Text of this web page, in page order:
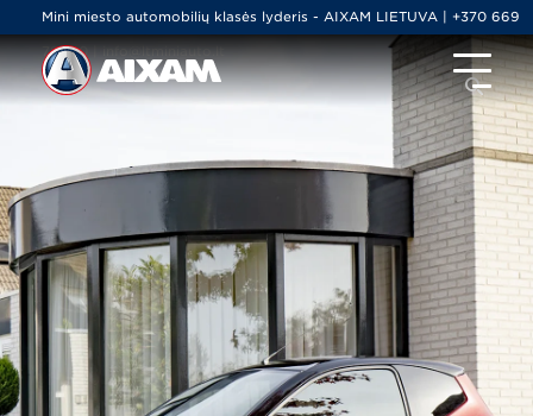
Mini miesto automobilių klasės lyderis - AIXAM LIETUVA | +370 669
79000 | info@ltminiauto.lt